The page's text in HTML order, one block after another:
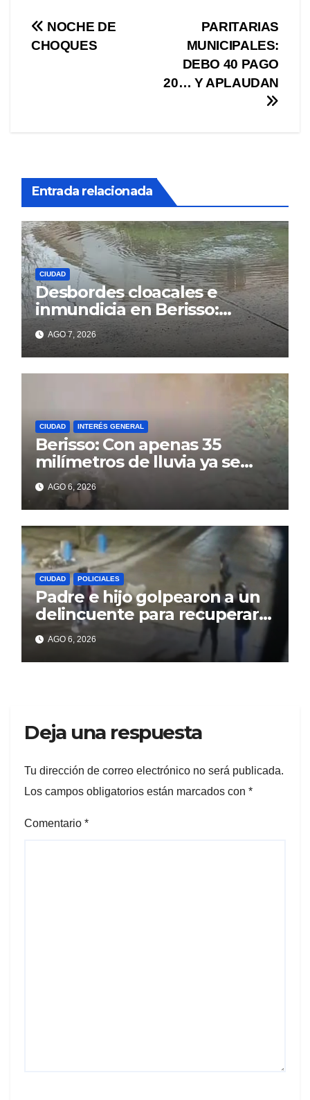
Navegación
PARITARIAS
MUNICIPALES:
DEBO 40 PAGO
20… Y APLAUDAN
NOCHE DE
CHOQUES
Entrada relacionada
CIUDAD
Desbordes cloacales e
inmundicia en Berisso:
colapso de la red en la calle
14AGO 7, 2026
CIUDAD INTERÉS GENERAL
Berisso: Con apenas 35
milímetros de lluvia ya se
sienten los problemas
AGO 6, 2026
CIUDAD POLICIALES
Padre e hijo golpearon a un
delincuente para recuperar
un celular robado en Berisso
AGO 6, 2026
Deja una respuesta
Tu dirección de correo electrónico no será publicada.
Los campos obligatorios están marcados con *
Comentario *